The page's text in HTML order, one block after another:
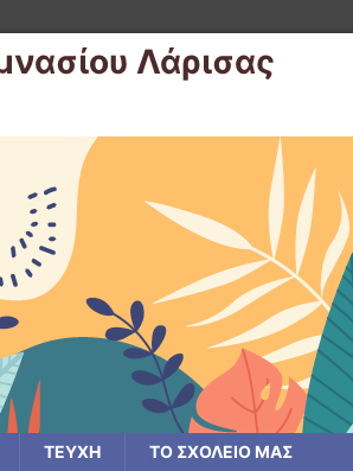
Λάρισας
ΤΕΥΧΗ ΤΟ ΣΧΟΛΕΙΟ ΜΑΣ